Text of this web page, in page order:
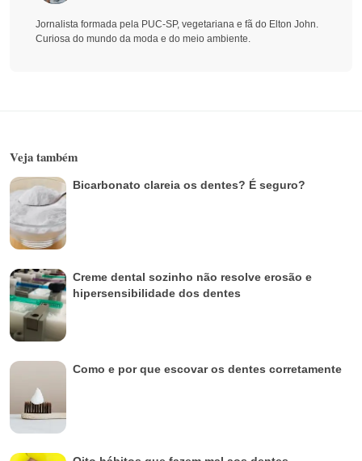
Jornalista formada pela PUC-SP, vegetariana e fã do Elton John.
Curiosa do mundo da moda e do meio ambiente.
Veja também
Bicarbonato clareia os dentes? É seguro?
Creme dental sozinho não resolve erosão e
hipersensibilidade dos dentes
Como e por que escovar os dentes corretamente